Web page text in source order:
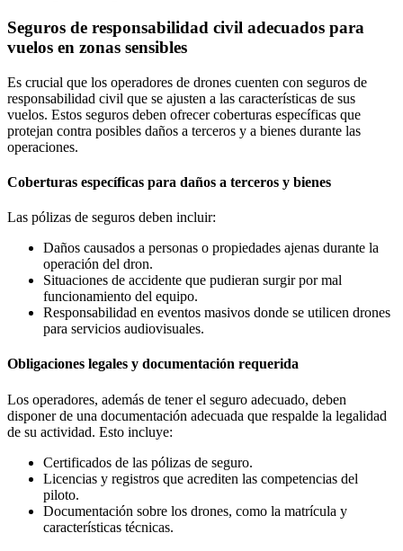
Seguros de responsabilidad civil adecuados para
vuelos en zonas sensibles
Es crucial que los operadores de drones cuenten con seguros de
responsabilidad civil que se ajusten a las características de sus
vuelos. Estos seguros deben ofrecer coberturas específicas que
protejan contra posibles daños a terceros y a bienes durante las
operaciones.
Coberturas específicas para daños a terceros y bienes
Las pólizas de seguros deben incluir:
Daños causados a personas o propiedades ajenas durante la
operación del dron.
Situaciones de accidente que pudieran surgir por mal
funcionamiento del equipo.
Responsabilidad en eventos masivos donde se utilicen drones
para servicios audiovisuales.
Obligaciones legales y documentación requerida
Los operadores, además de tener el seguro adecuado, deben
disponer de una documentación adecuada que respalde la legalidad
de su actividad. Esto incluye:
Certificados de las pólizas de seguro.
Licencias y registros que acrediten las competencias del
piloto.
Documentación sobre los drones, como la matrícula y
características técnicas.